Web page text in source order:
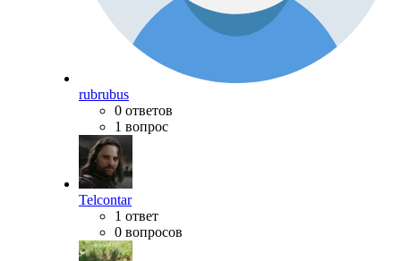
rubrubus
0 ответов
1 вопрос
Telcontar
1 ответ
0 вопросов